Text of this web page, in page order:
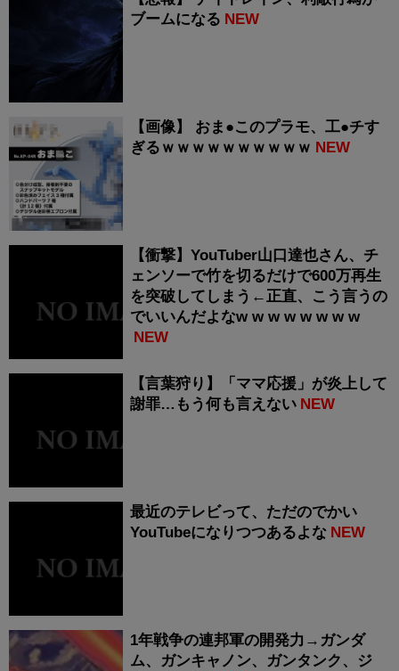
ブームになる NEW
【画像】 おま●このプラモ、工●チす
ぎるｗｗｗｗｗｗｗｗｗｗ NEW
【衝撃】YouTuber山口達也さん、チ
ェンソーで竹を切るだけで600万再生
を突破してしまう←正直、こう言うの
でいいんだよなw w w w w w w w
NEW
【言葉狩り】「ママ応援」が炎上して
謝罪…もう何も言えない NEW
最近のテレビって、ただのでかい
YouTubeになりつつあるよな NEW
1年戦争の連邦軍の開発力→ガンダ
ム、ガンキャノン、ガンタンク、ジ